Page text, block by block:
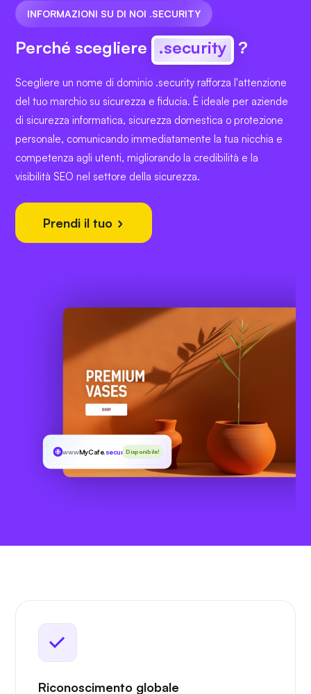
INFORMAZIONI SU DI NOI .SECURITY
Perché scegliere .security ?
Scegliere un nome di dominio .security rafforza l'attenzione
del tuo marchio su sicurezza e fiducia. È ideale per aziende
di sicurezza informatica, sicurezza domestica o protezione
personale, comunicando immediatamente la tua nicchia e
competenza agli utenti, migliorando la credibilità e la
visibilità SEO nel settore della sicurezza.
Prendi il tuo
wwwMyCafe.securityDisponibile!
Riconoscimento globale